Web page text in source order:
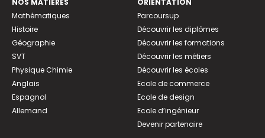
Mathématiques
Histoire
Géographie
SVT
Physique Chimie
Anglais
Espagnol
Allemand
Parcoursup
Découvrir les diplômes
Découvrir les formations
Découvrir les métiers
Découvrir les écoles
Ecole de commerce
Ecole de design
Ecole d’ingénieur
Devenir partenaire